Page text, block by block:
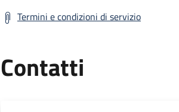
Termini e condizioni di servizio
Contatti